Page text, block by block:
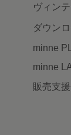
ヴィン
ダウン
minne
minne
販売支